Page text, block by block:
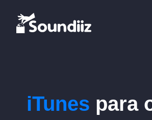
iTunes para